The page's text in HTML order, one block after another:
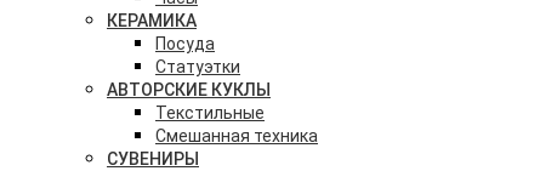
КЕРАМИКА
Посуда
Статуэтки
АВТОРСКИЕ КУКЛЫ
Текстильные
Смешанная техника
СУВЕНИРЫ